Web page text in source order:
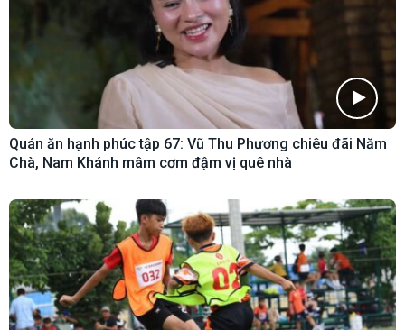
Quán ăn hạnh phúc tập 67: Vũ Thu Phương chiêu đãi Năm
Chà, Nam Khánh mâm cơm đậm vị quê nhà